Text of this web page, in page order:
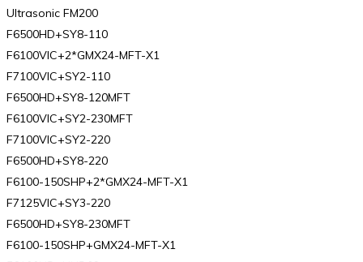
Ultrasonic FM200
F6500HD+SY8-110
F6100VIC+2*GMX24-MFT-X1
F7100VIC+SY2-110
F6500HD+SY8-120MFT
F6100VIC+SY2-230MFT
F7100VIC+SY2-220
F6500HD+SY8-220
F6100-150SHP+2*GMX24-MFT-X1
F7125VIC+SY3-220
F6500HD+SY8-230MFT
F6100-150SHP+GMX24-MFT-X1